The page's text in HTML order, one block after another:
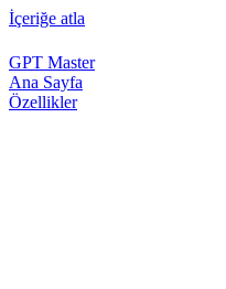
İçeriğe atla
GPT Master
Ana Sayfa
Özellikler